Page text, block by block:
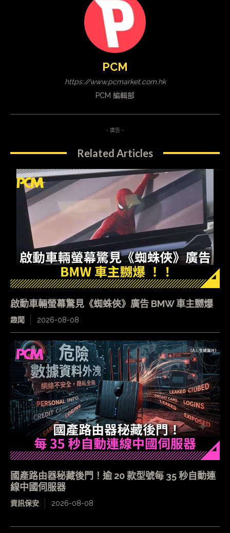
PCM
https://www.pcmarket.com.hk
PCM 編輯部
- 廣告 -
Related Articles
啟動車輛螢幕驚見《蜘蛛俠》廣告 BMW 車主嬲爆
趣聞 2026-08-08
國產路由器秘藏後門！逾 20 款型號每 35 秒自動連
線中國伺服器
資訊保安 2026-08-08